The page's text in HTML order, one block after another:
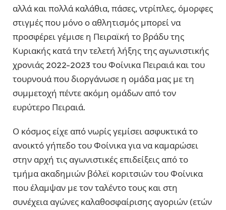
αλλά και πολλά καλάθια, πάσες, ντρίπλες, όμορφες
στιγμές που μόνο ο αθλητισμός μπορεί να
προσφέρει γέμισε η Πειραϊκή το βράδυ της
Κυριακής κατά την τελετή λήξης της αγωνιστικής
χρονιάς 2022-2023 του Φοίνικα Πειραιά και του
τουρνουά που διοργάνωσε η ομάδα μας με τη
συμμετοχή πέντε ακόμη ομάδων από τον
ευρύτερο Πειραιά.
Ο κόσμος είχε από νωρίς γεμίσει ασφυκτικά το
ανοικτό γήπεδο του Φοίνικα για να καμαρώσει
στην αρχή τις αγωνιστικές επιδείξεις από το
τμήμα ακαδημιών βόλεϊ κοριτσιών του Φοίνικα
που έλαμψαν με τον ταλέντο τους και στη
συνέχεια αγώνες καλαθοσφαίρισης αγοριών (ετών